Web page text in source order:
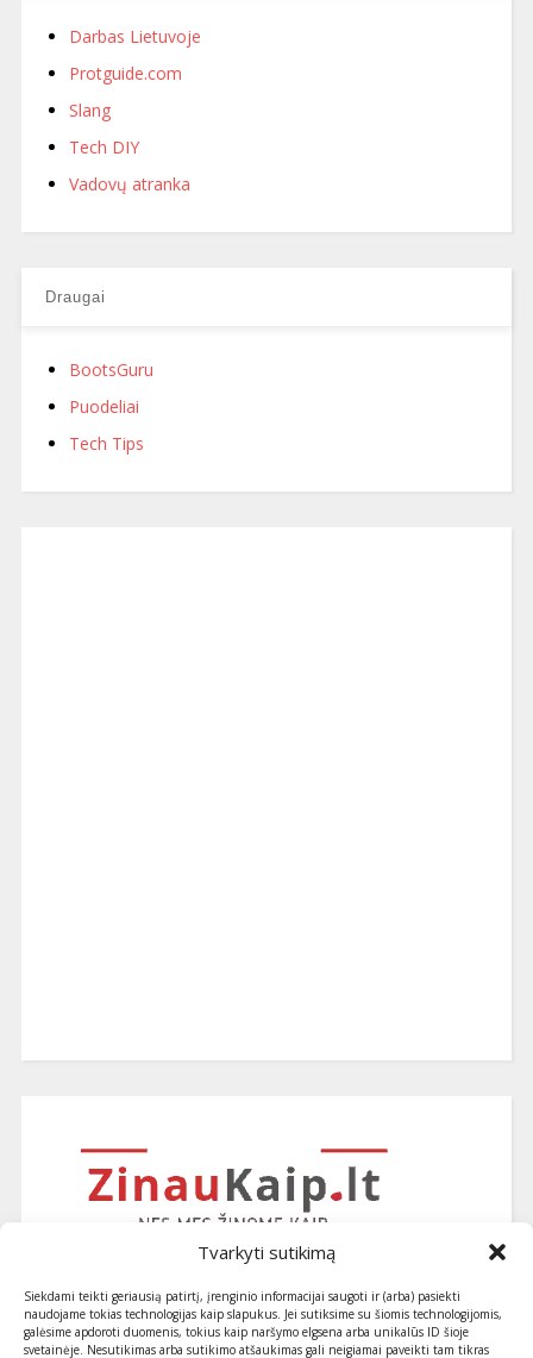
Tvarkyti sutikimą
Siekdami teikti geriausią patirtį, įrenginio informacijai saugoti ir (arba) pasiekti
naudojame tokias technologijas kaip slapukus. Jei sutiksime su šiomis technologijomis,
galėsime apdoroti duomenis, tokius kaip naršymo elgsena arba unikalūs ID šioje
svetainėje. Nesutikimas arba sutikimo atšaukimas gali neigiamai paveikti tam tikras
Darbas Lietuvoje
Protguide.com
Slang
Tech DIY
Vadovų atranka
Draugai
BootsGuru
Puodeliai
Tech Tips